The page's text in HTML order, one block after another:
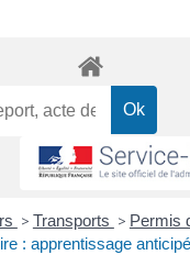
> Transports > Permis
: apprentissage